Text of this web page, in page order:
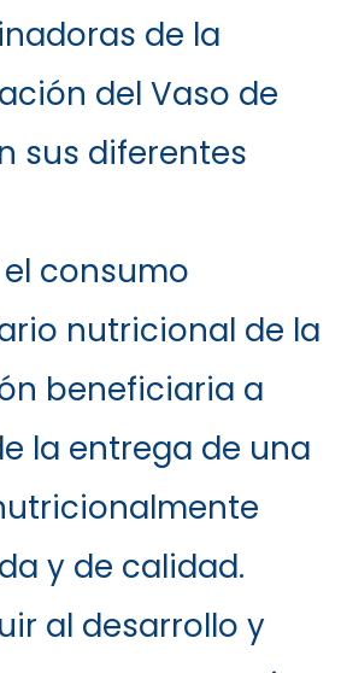
de la
del Vaso de
sus diferentes
consumo
nutricional de la
beneficiaria a
la entrega de una
y de calidad.
al desarrollo y